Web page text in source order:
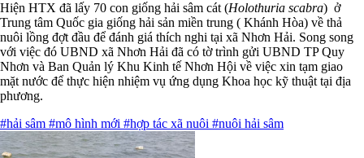
Hiện HTX đã lấy 70 con giống hải sâm cát (Holothuria scabra) ở
Trung tâm Quốc gia giống hải sản miền trung ( Khánh Hòa) về thả
nuôi lồng đợt đầu để đánh giá thích nghi tại xã Nhơn Hải. Song song
với việc đó UBND xã Nhơn Hải đã có tờ trình gửi UBND TP Quy
Nhơn và Ban Quản lý Khu Kinh tế Nhơn Hội về việc xin tạm giao
mặt nước để thực hiện nhiệm vụ ứng dụng Khoa học kỹ thuật tại địa
phương.
#hải sâm #mô hình mới #hợp tác xã nuôi #nuôi hải sâm